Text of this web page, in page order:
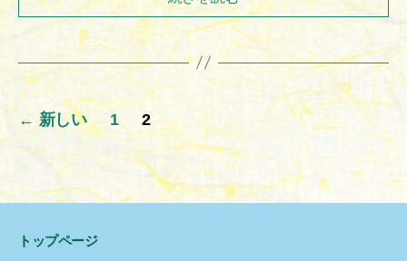
投
稿
ペ
← 新しい 1 2
トップページ